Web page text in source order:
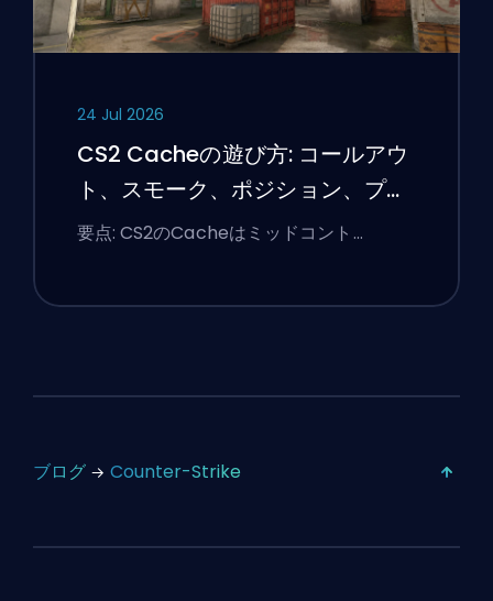
24 Jul 2026
CS2 Cacheの遊び方: コールアウ
ト、スモーク、ポジション、プレ
ミアのヒント
要点: CS2のCacheはミッドコント…
ブログ Counter-Strike